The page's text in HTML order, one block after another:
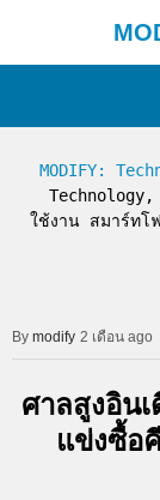
MODIFY:
ใช้งาน สมาร์ทโ
modify 2 เดือน ago
ศาลสูงอิน
แข่งซื้อ